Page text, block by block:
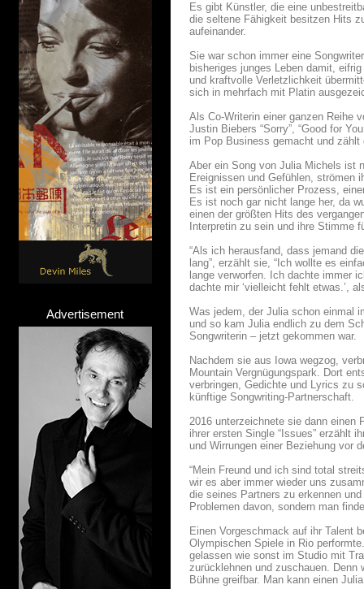
Advertisement
Es gibt Künstler, die eine
die seltene Fähigkeit besitzen Hits
aufeinander.
Sie war schon immer eine
bisheriges junges Leben damit,
und kraftvolle Verletzlichkeit
sich in mehrfach mit Platin
Als Co-Writerin einer ganzen Reihe
Justin Biebers “Sorry”, “Good for
im Pop Business gemacht und
Aber ein Song von Julia Michels ist
Ereignissen und Gefühlen, strömen
Es ist ein persönlicher Prozess,
Es ist noch gar nicht lange her, da
einen der größten Hits des
Interpretin zu sein und ihre Stimme
“Als ich herausfand, dass jemand
lang”, erzählt sie, “Ich wollte es
lange verworfen. Ich dachte immer
dachte mir ‘vielleicht fehlt etwas.’,
Was jedem, der Julia schon einmal
und so kam Julia endlich zu dem
Songwriterin – jetzt gekommen war.
Nachdem sie aus Iowa wegzog,
Mountain Vergnügungspark. Dort
verbringen, Gedichte und Lyrics zu
künftige Songwriting-Partnerschaft.
2016 unterzeichnete sie dann einen
ihrer ersten Single “Issues” erzählt
und Wirrungen einer Beziehung vor
“Mein Freund und ich sind total
wir es aber immer wieder uns
die seines Partners zu erkennen
Problemen davon, sondern man
Einen Vorgeschmack auf ihr Talent
Olympischen Spiele in Rio
gelassen wie sonst im Studio mit
zurücklehnen und zuschauen.
Bühne greifbar. Man kann einen